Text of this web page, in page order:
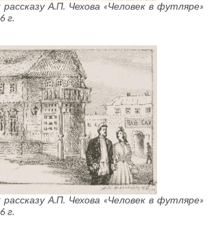
А.П. Чехова «Человек в футляре»
г.
А.П. Чехова «Человек в футляре»
г.